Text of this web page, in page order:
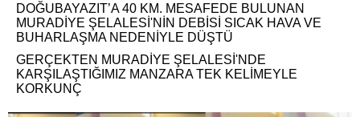
DOĞUBAYAZIT’A 40 KM. MESAFEDE BULUNAN
MURADİYE ŞELALESİ'NİN DEBİSİ SICAK HAVA VE
BUHARLAŞMA NEDENİYLE DÜŞTÜ
GERÇEKTEN MURADİYE ŞELALESİ'NDE
KARŞILAŞTIĞIMIZ MANZARA TEK KELİMEYLE
KORKUNÇ